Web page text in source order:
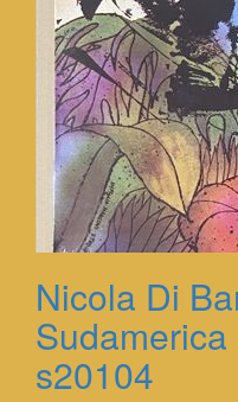
Nicola Di
s20104